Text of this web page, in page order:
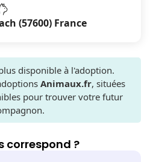
(57600) France
disponible à l'adoption.
Animaux.fr, situées
pour trouver votre futur
correspond ?